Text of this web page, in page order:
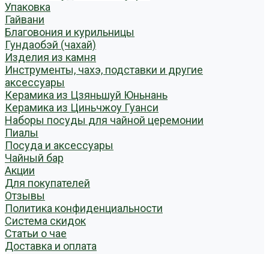
Упаковка
Гайвани
Благовония и курильницы
Гундаобэй (чахай)
Изделия из камня
Инструменты, чахэ, подставки и другие
аксессуары
Керамика из Цзяньшуй Юньнань
Керамика из Циньчжоу Гуанси
Наборы посуды для чайной церемонии
Пиалы
Посуда и аксессуары
Чайный бар
Акции
Для покупателей
Отзывы
Политика конфиденциальности
Система скидок
Статьи о чае
Доставка и оплата